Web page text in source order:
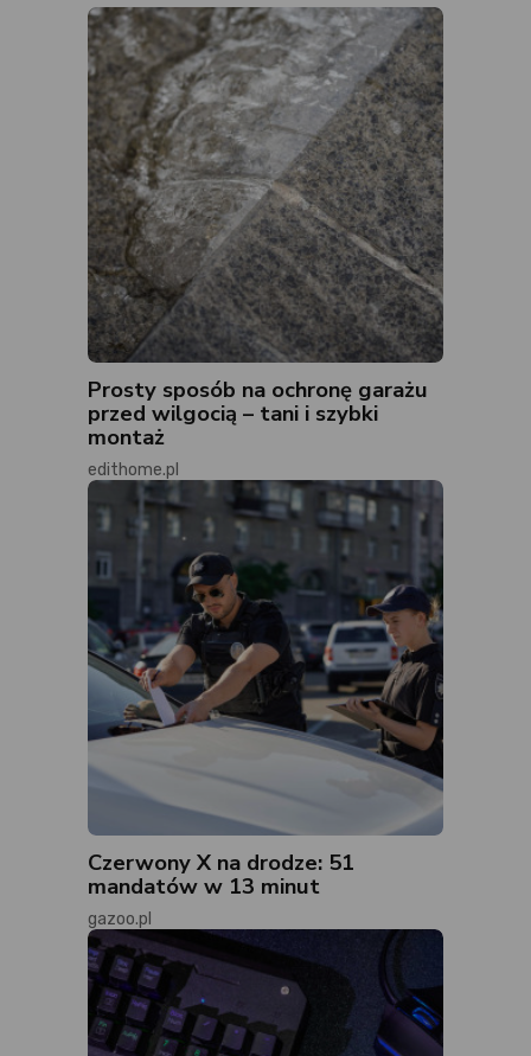
Prosty sposób na ochronę garażu
przed wilgocią – tani i szybki
montaż
edithome.pl
Czerwony X na drodze: 51
mandatów w 13 minut
gazoo.pl